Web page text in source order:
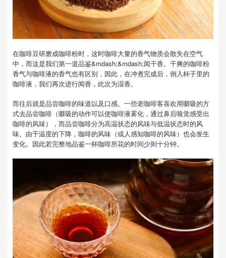
在咖啡豆研磨成咖啡粉时，这时咖啡大量的香气物质会散失在空气
中，而这是我们第一道品鉴&mdash;&mdash;闻干香。干爽的咖啡粉
香气与咖啡液的香气也有区别，因此，在冲煮完成后，倒入杯子里的
咖啡液，我们再次进行闻香，此次为湿香。
而往后就是品尝咖啡的味道以及口感。一些老咖啡客喜欢用啜吸的方
式去品尝咖啡（啜吸的动作可以使咖啡液雾化，通过鼻后嗅觉感受出
咖啡的风味），而品尝咖啡分为高温状态的风味与低温状态时的风
味。由于温度的下降，咖啡的风味（或人感知咖啡的风味）也会发生
变化。因此若完整地品鉴一杯咖啡所花的时间少则十分钟。